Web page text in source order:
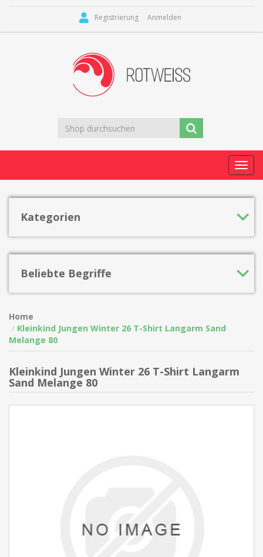
Registrierung Anmelden
Kategorien
Beliebte Begriffe
Home
Kleinkind Jungen Winter 26 T-Shirt Langarm Sand
Melange 80
Kleinkind Jungen Winter 26 T-Shirt Langarm
Sand Melange 80